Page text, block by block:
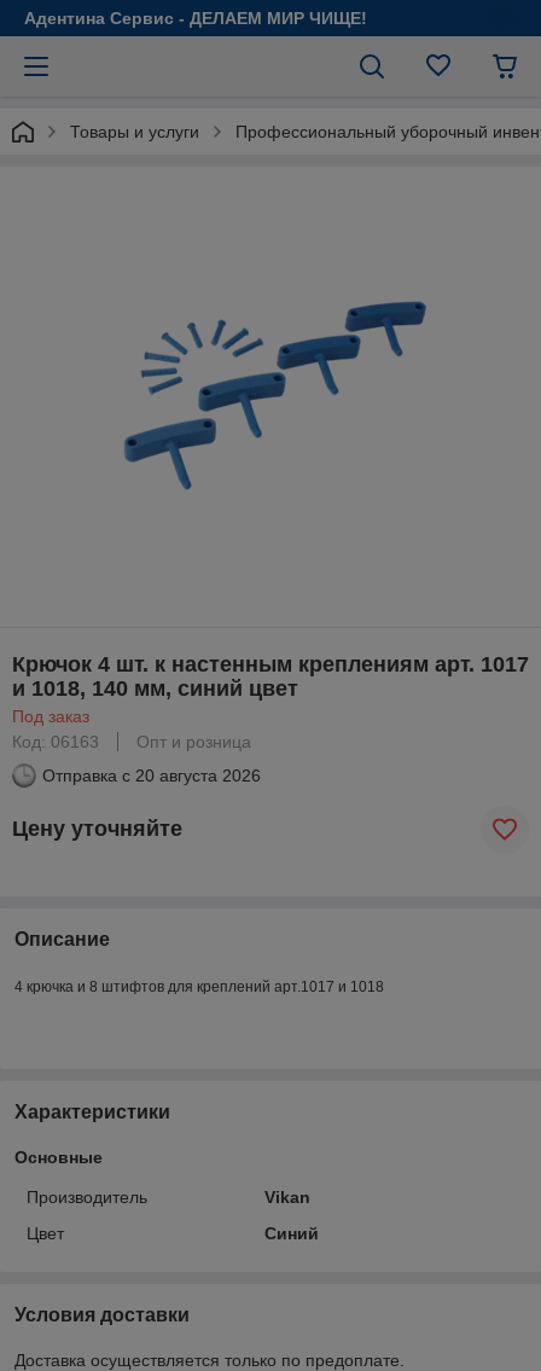
Адентина Сервис - ДЕЛАЕМ МИР ЧИЩЕ!
Товары и услуги Профессиональный уборочный
Крючок 4 шт. к настенным креплениям арт. 1017
и 1018, 140 мм, синий цвет
Под заказ
Код: 06163
Опт и розница
Отправка с 20 августа 2026
Цену уточняйте
Описание
4 крючка и 8 штифтов для креплений арт.1017 и 1018
Характеристики
Основные
Производитель
Vikan
Цвет
Синий
Условия доставки
Доставка осуществляется только по предоплате.